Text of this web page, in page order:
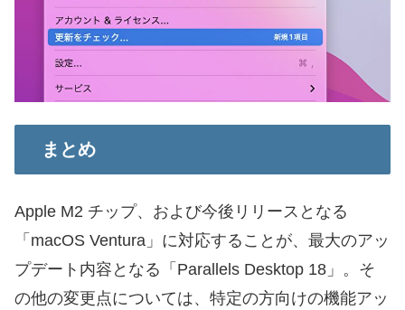
まとめ
Apple M2 チップ、および今後リリースとなる
「macOS Ventura」に対応することが、最大のアッ
プデート内容となる「Parallels Desktop 18」。そ
の他の変更点については、特定の方向けの機能アッ